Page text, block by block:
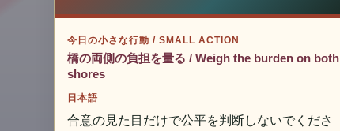
今日の小さな行動 / SMALL ACTION
橋の両側の負担を量る / Weigh the burden on both
shores
日本語
合意の見た目だけで公平を判断しないでくださ